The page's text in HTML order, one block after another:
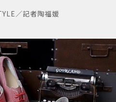
／記者陶福媛